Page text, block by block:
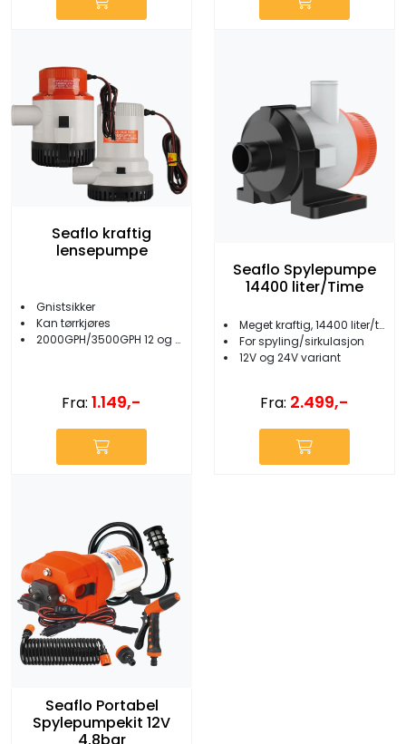
Seaflo kraftig
lensepumpe
Gnistsikker
Kan tørrkjøres
2000GPH/3500GPH 12 og 24V
Fra: 1.149,-
Seaflo Spylepumpe
14400 liter/Time
Meget kraftig, 14400 liter/timen
For spyling/sirkulasjon
12V og 24V variant
Fra: 2.499,-
Seaflo Portabel
Spylepumpekit 12V